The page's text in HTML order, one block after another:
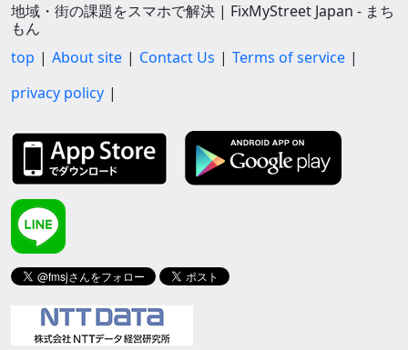
地域・街の課題をスマホで解決 | FixMyStreet Japan - まち
もん
top
About site Contact Us
Terms of service
privacy policy